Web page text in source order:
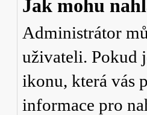
Jak mohu
Administrátor
uživateli. Pokud
ikonu, která vás
informace pro